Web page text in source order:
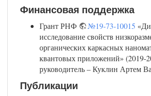
Финансовая поддержка
Грант РНФ №19-73-10015
исследование свойств
органических каркасных
квантовых приложений» (2019-
руководитель – Куклин Артем
Публикации